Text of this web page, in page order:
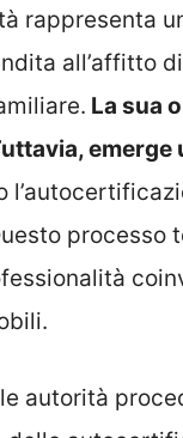
rappresenta
all’affitto
La sua
processo
autorità